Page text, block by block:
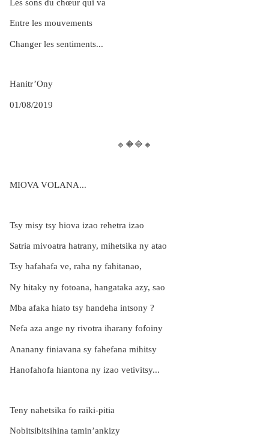
Les sons du chœur qui va
Entre les mouvements
Changer les sentiments...
Hanitr’Ony
01/08/2019
🔹🔶🔷🔸
MIOVA VOLANA...
Tsy misy tsy hiova izao rehetra izao
Satria mivoatra hatrany, mihetsika ny atao
Tsy hafahafa ve, raha ny fahitanao,
Ny hitaky ny fotoana, hangataka azy, sao
Mba afaka hiato tsy handeha intsony ?
Nefa aza ange ny rivotra iharany fofoiny
Ananany finiavana sy fahefana mihitsy
Hanofahofa hiantona ny izao vetivitsy...
Teny nahetsika fo raiki-pitia
Nobitsibitsihina tamin’ankizy